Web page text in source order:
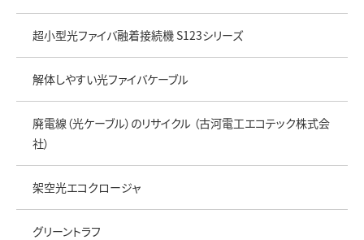
超小型光ファイバ融着接続機 S123シリーズ
解体しやすい光ファイバケーブル
廃電線（光ケーブル）のリサイクル （古河電工エコテック株式会
社）
架空光エコクロージャ
グリーントラフ